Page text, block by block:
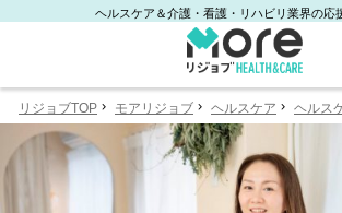
ヘルスケア＆介護・看護・リハビリ業界の応
リジョブTOP モアリジョブ ヘルスケア ヘルス